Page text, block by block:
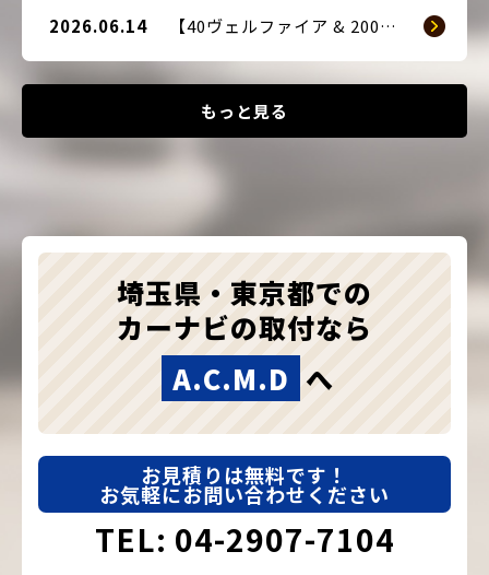
もっと見る
2026.06.14 【40ヴェルファイア & 200系ハイエース(9型) 新車2台へ SMART GUARD3取付】
埼玉県・東京都での
カーナビの取付なら
A.C.M.D へ
お見積りは無料です！
お気軽にお問い合わせください
TEL: 04-2907-7104